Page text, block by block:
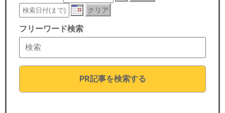
クリア
フリーワード検索
PR記事を検索する